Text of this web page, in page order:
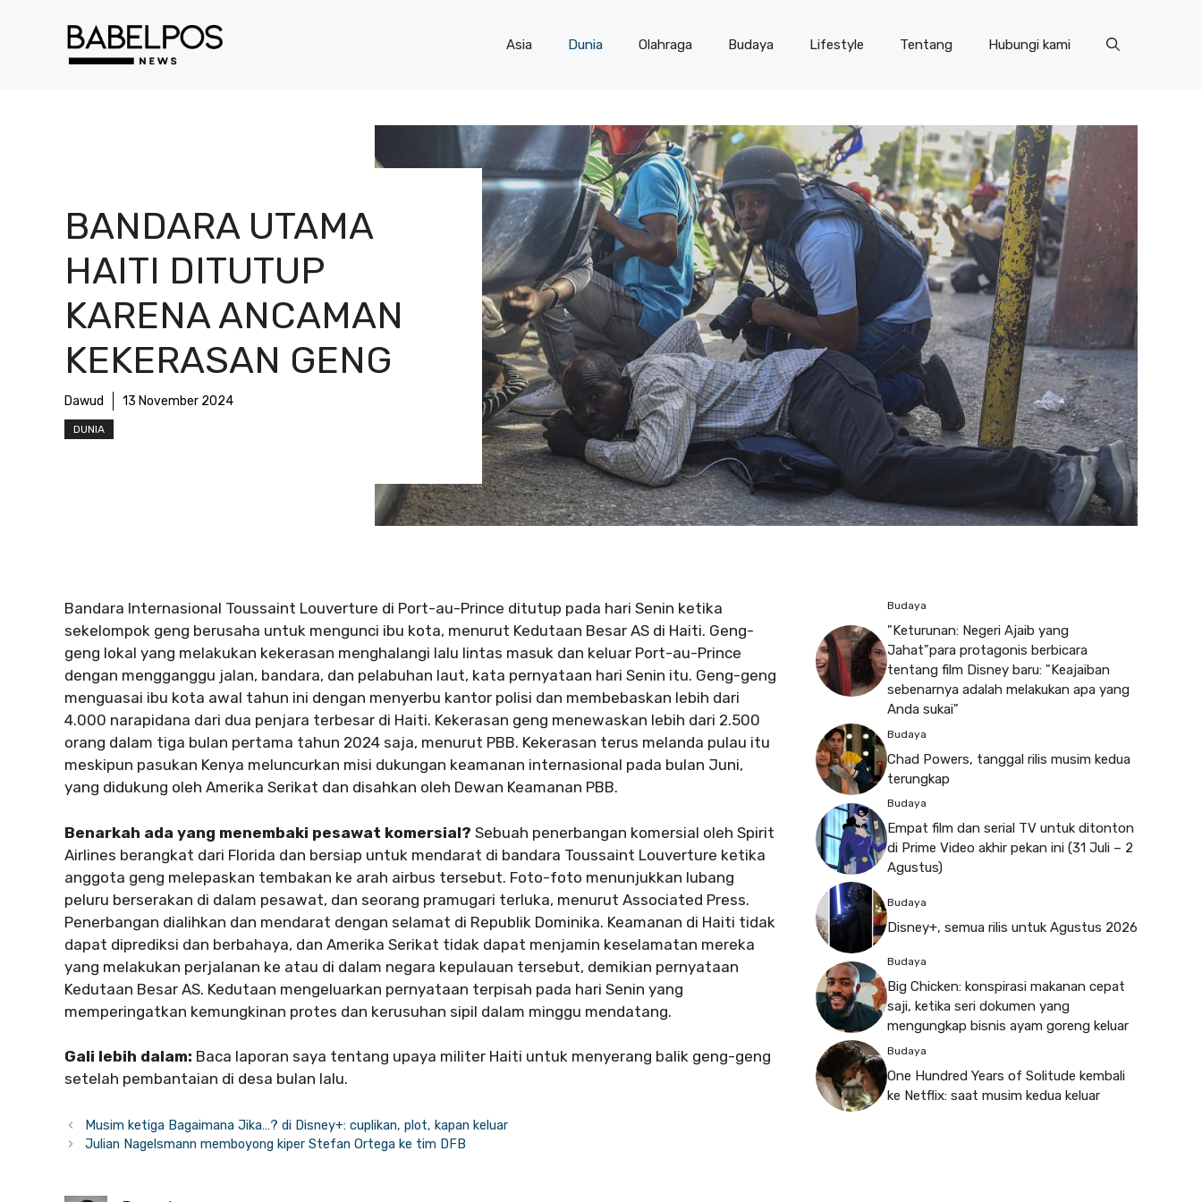
Asia Dunia Olahraga Budaya Lifestyle Tentang Hubungi kami
BANDARA UTAMA
HAITI DITUTUP
KARENA ANCAMAN
KEKERASAN GENG
Dawud 13 November 2024
DUNIA
Bandara Internasional Toussaint Louverture di Port-au-Prince ditutup pada hari Senin ketika
sekelompok geng berusaha untuk mengunci ibu kota, menurut Kedutaan Besar AS di Haiti. Geng-
geng lokal yang melakukan kekerasan menghalangi lalu lintas masuk dan keluar Port-au-Prince
dengan mengganggu jalan, bandara, dan pelabuhan laut, kata pernyataan hari Senin itu. Geng-geng
menguasai ibu kota awal tahun ini dengan menyerbu kantor polisi dan membebaskan lebih dari
4.000 narapidana dari dua penjara terbesar di Haiti. Kekerasan geng menewaskan lebih dari 2.500
orang dalam tiga bulan pertama tahun 2024 saja, menurut PBB. Kekerasan terus melanda pulau itu
meskipun pasukan Kenya meluncurkan misi dukungan keamanan internasional pada bulan Juni,
yang didukung oleh Amerika Serikat dan disahkan oleh Dewan Keamanan PBB.
Benarkah ada yang menembaki pesawat komersial? Sebuah penerbangan komersial oleh Spirit
Airlines berangkat dari Florida dan bersiap untuk mendarat di bandara Toussaint Louverture ketika
anggota geng melepaskan tembakan ke arah airbus tersebut. Foto-foto menunjukkan lubang
peluru berserakan di dalam pesawat, dan seorang pramugari terluka, menurut Associated Press.
Penerbangan dialihkan dan mendarat dengan selamat di Republik Dominika. Keamanan di Haiti tidak
dapat diprediksi dan berbahaya, dan Amerika Serikat tidak dapat menjamin keselamatan mereka
yang melakukan perjalanan ke atau di dalam negara kepulauan tersebut, demikian pernyataan
Kedutaan Besar AS. Kedutaan mengeluarkan pernyataan terpisah pada hari Senin yang
memperingatkan kemungkinan protes dan kerusuhan sipil dalam minggu mendatang.
Gali lebih dalam: Baca laporan saya tentang upaya militer Haiti untuk menyerang balik geng-geng
setelah pembantaian di desa bulan lalu.
Musim ketiga Bagaimana Jika…? di Disney+: cuplikan, plot, kapan keluar
Julian Nagelsmann memboyong kiper Stefan Ortega ke tim DFB
Budaya
"Keturunan: Negeri Ajaib yang
Jahat"para protagonis berbicara
tentang film Disney baru: "Keajaiban
sebenarnya adalah melakukan apa yang
Anda sukai"
Budaya
Chad Powers, tanggal rilis musim kedua
terungkap
Budaya
Empat film dan serial TV untuk ditonton
di Prime Video akhir pekan ini (31 Juli – 2
Agustus)
Budaya
Disney+, semua rilis untuk Agustus 2026
Budaya
Big Chicken: konspirasi makanan cepat
saji, ketika seri dokumen yang
mengungkap bisnis ayam goreng keluar
Budaya
One Hundred Years of Solitude kembali
ke Netflix: saat musim kedua keluar